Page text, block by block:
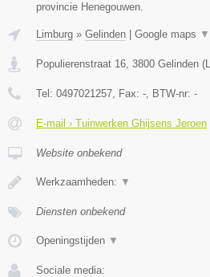
provincie Henegouwen.
Limburg » Gelinden Google maps ▼
Populierenstraat 16 3800 Gelinden (
Tel: 0497021257 , Fax: - , BTW-nr: -
E-mail › Tuinwerken Ghijsens Jeroen
Website onbekend
Werkzaamheden: ▼
Diensten onbekend
Openingstijden ▼
Sociale media: